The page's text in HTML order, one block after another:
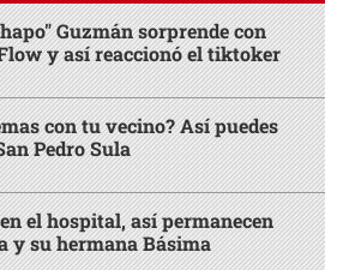
Guzmán sorprende con
y así reaccionó el tiktoker
con tu vecino? Así puedes
Pedro Sula
el hospital, así permanecen
y su hermana Básima